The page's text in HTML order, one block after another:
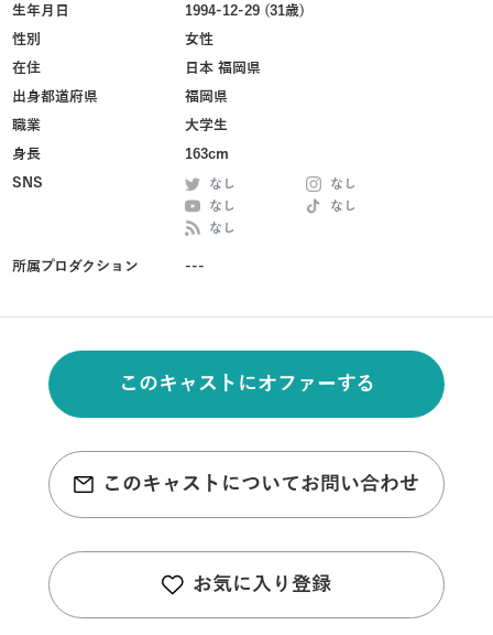
生年月日
1994-12-29 (31歳)
性別
女性
在住
日本 福岡県
出身都道府県
福岡県
職業
大学生
身長
163cm
SNS
なし
なし
なし
なし
なし
所属プロダクション ---
このキャストにオファーする
このキャストについてお問い合わせ
お気に入り登録